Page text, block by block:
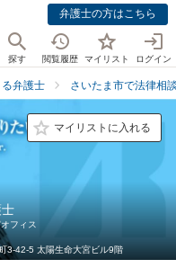
弁護士の方はこちら
探す 閲覧履歴 マイリスト ログイン
弁護士 さいたま市で法律相
マイリストに入れる
フィス
3-42-5 太陽生命大宮ビル9階